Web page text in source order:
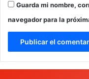
Guarda mi nombre,
navegador para la